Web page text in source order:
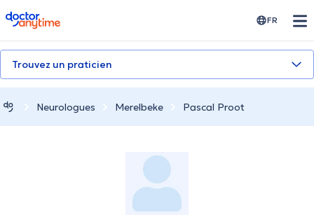
doctoranytime FR
Trouvez un praticien
Neurologues Merelbeke Pascal Proot